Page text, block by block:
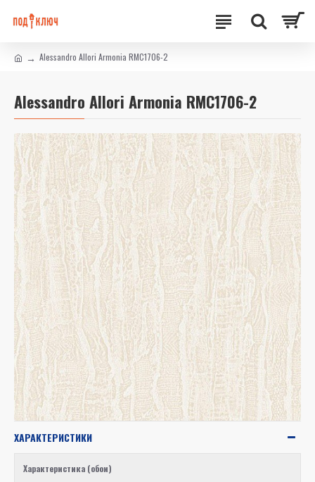
Alessandro Allori Armonia RMC1706-2
Alessandro Allori Armonia RMC1706-2
ХАРАКТЕРИСТИКИ
Характеристика (обои)